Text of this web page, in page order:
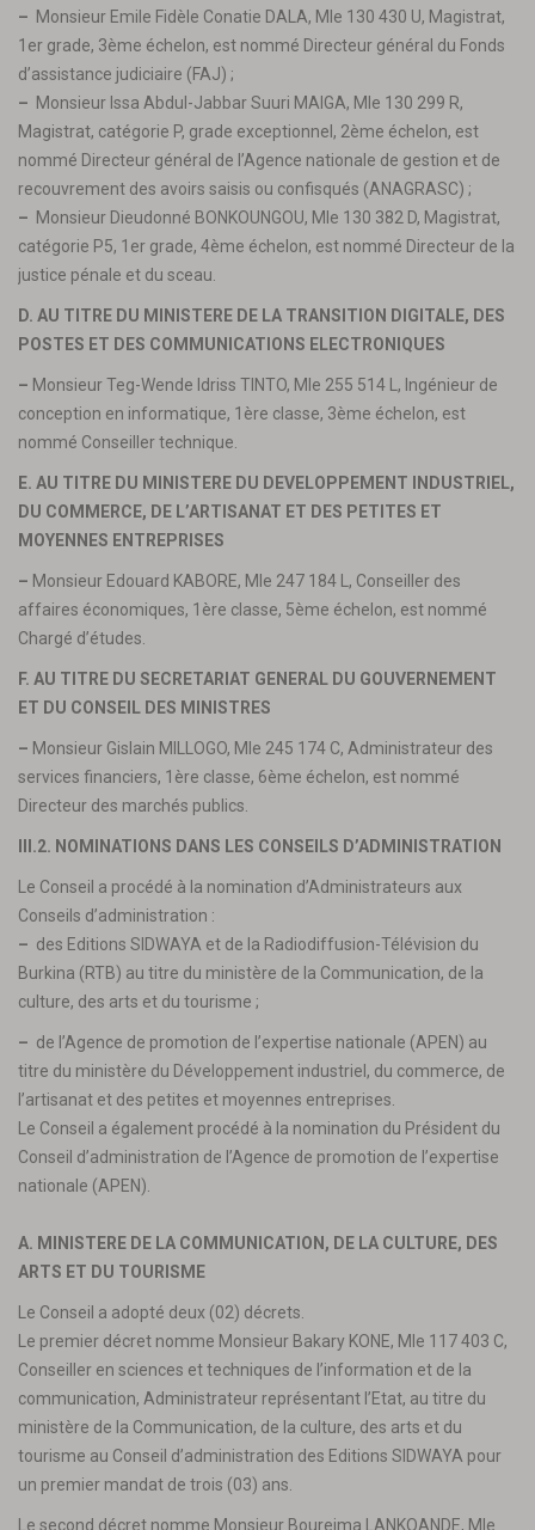
– Monsieur Emile Fidèle Conatie DALA, Mle 130 430 U, Magistrat,
1er grade, 3ème échelon, est nommé Directeur général du Fonds
d’assistance judiciaire (FAJ) ;
– Monsieur Issa Abdul-Jabbar Suuri MAIGA, Mle 130 299 R,
Magistrat, catégorie P, grade exceptionnel, 2ème échelon, est
nommé Directeur général de l’Agence nationale de gestion et de
recouvrement des avoirs saisis ou confisqués (ANAGRASC) ;
– Monsieur Dieudonné BONKOUNGOU, Mle 130 382 D, Magistrat,
catégorie P5, 1er grade, 4ème échelon, est nommé Directeur de la
justice pénale et du sceau.
D. AU TITRE DU MINISTERE DE LA TRANSITION DIGITALE, DES
POSTES ET DES COMMUNICATIONS ELECTRONIQUES
– Monsieur Teg-Wende Idriss TINTO, Mle 255 514 L, Ingénieur de
conception en informatique, 1ère classe, 3ème échelon, est
nommé Conseiller technique.
E. AU TITRE DU MINISTERE DU DEVELOPPEMENT INDUSTRIEL,
DU COMMERCE, DE L’ARTISANAT ET DES PETITES ET
MOYENNES ENTREPRISES
– Monsieur Edouard KABORE, Mle 247 184 L, Conseiller des
affaires économiques, 1ère classe, 5ème échelon, est nommé
Chargé d’études.
F. AU TITRE DU SECRETARIAT GENERAL DU GOUVERNEMENT
ET DU CONSEIL DES MINISTRES
– Monsieur Gislain MILLOGO, Mle 245 174 C, Administrateur des
services financiers, 1ère classe, 6ème échelon, est nommé
Directeur des marchés publics.
III.2. NOMINATIONS DANS LES CONSEILS D’ADMINISTRATION
Le Conseil a procédé à la nomination d’Administrateurs aux
Conseils d’administration :
– des Editions SIDWAYA et de la Radiodiffusion-Télévision du
Burkina (RTB) au titre du ministère de la Communication, de la
culture, des arts et du tourisme ;
– de l’Agence de promotion de l’expertise nationale (APEN) au
titre du ministère du Développement industriel, du commerce, de
l’artisanat et des petites et moyennes entreprises.
Le Conseil a également procédé à la nomination du Président du
Conseil d’administration de l’Agence de promotion de l’expertise
nationale (APEN).
A. MINISTERE DE LA COMMUNICATION, DE LA CULTURE, DES
ARTS ET DU TOURISME
Le Conseil a adopté deux (02) décrets.
Le premier décret nomme Monsieur Bakary KONE, Mle 117 403 C,
Conseiller en sciences et techniques de l’information et de la
communication, Administrateur représentant l’Etat, au titre du
ministère de la Communication, de la culture, des arts et du
tourisme au Conseil d’administration des Editions SIDWAYA pour
un premier mandat de trois (03) ans.
Le second décret nomme Monsieur Boureima LANKOANDE, Mle